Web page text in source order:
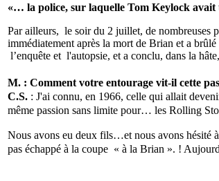
«… la police, sur laquelle Tom Keylock
Par ailleurs, le soir du 2 juillet, de nombreuses
immédiatement après la mort de Brian et a
l’enquête et l'autopsie, et a conclu, dans la
M. : Comment votre entourage vit-il cette
C.S. : J'ai connu, en 1966, celle qui allait
même passion sans limite pour… les Rolling
Nous avons eu deux fils…et nous avons hésité
pas échappé à la coupe « à la Brian ». !